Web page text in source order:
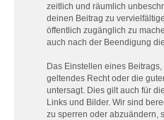
zeitlich und räumlich
deinen Beitrag zu
öffentlich zugänglich zu
auch nach der Beendigung
Das Einstellen eines
geltendes Recht oder die
untersagt. Dies gilt auch für
Links und Bilder. Wir sind
zu sperren oder abzuändern,